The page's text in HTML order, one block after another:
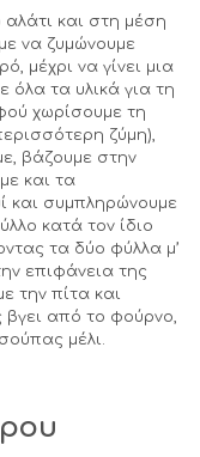
αλάτι και στη μέση
να ζυμώνουμε
μέχρι να γίνει μια
όλα τα υλικά για τη
χωρίσουμε τη
ζύμη),
βάζουμε στην
και τα
και συμπληρώνουμε
κατά τον ίδιο
τα δύο φύλλα μ’
επιφάνεια της
την πίτα και
βγει από το φούρνο,
μέλι.